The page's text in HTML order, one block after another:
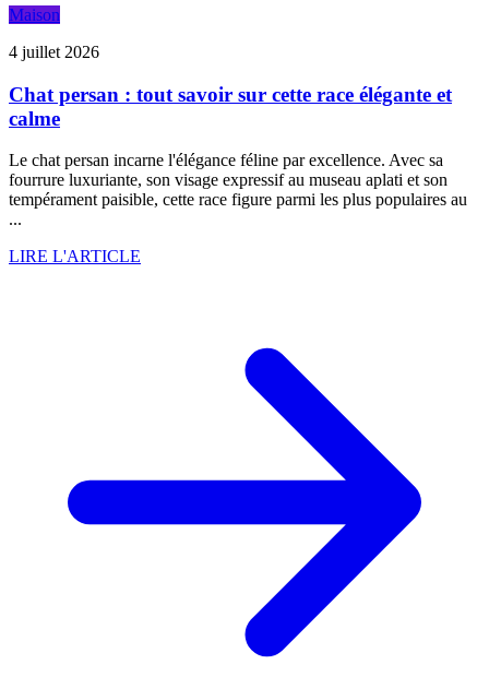
Maison
4 juillet 2026
Chat persan : tout savoir sur cette race élégante et
calme
Le chat persan incarne l'élégance féline par excellence. Avec sa
fourrure luxuriante, son visage expressif au museau aplati et son
tempérament paisible, cette race figure parmi les plus populaires au
...
LIRE L'ARTICLE